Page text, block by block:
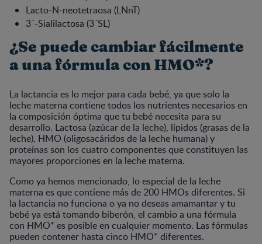
Lacto-N-neotetraosa (LNnT)
3´-Sialilactosa (3´SL)
¿Se puede cambiar fácilmente
a una fórmula con HMO*?
La lactancia es lo mejor para cada bebé, ya que solo la
leche materna contiene todos los nutrientes necesarios en
la composición óptima que tu bebé necesita para su
desarrollo. Lactosa (azúcar de la leche), lípidos (grasas de la
leche), HMO (oligosacáridos de la leche humana) y
proteínas son los cuatro componentes que constituyen las
mayores proporciones en la leche materna.
Como ya hemos mencionado, lo especial de la leche
materna es que contiene más de 200 HMOs diferentes. Si
la lactancia no funciona o ya no deseas amamantar y tu
bebé ya está tomando biberón, el cambio a una fórmula
con HMO* es posible en cualquier momento. Las fórmulas
pueden contener hasta cinco HMO* diferentes.